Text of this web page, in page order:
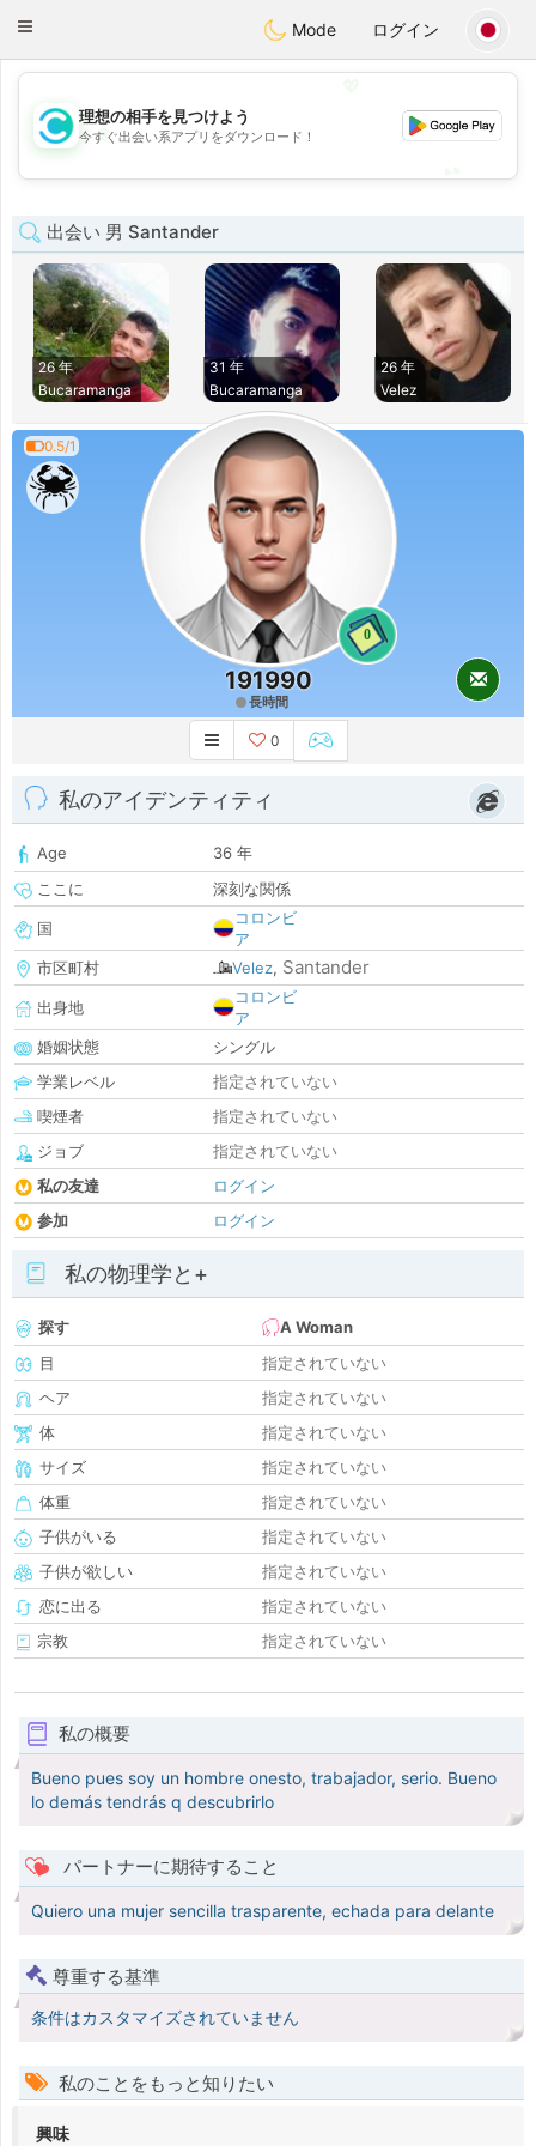
olombiaCitas
Toggle
Mode ログイン
💖
💕
理想の相手を見つけよう
今すぐ出会い系アプリをダウンロード！
出会い 男 Santander
26 年
Bucaramanga
31 年
Bucaramanga
26 年
Velez
0.5/1
0
191990
長時間
0
私のアイデンティティ
Age
36 年
ここに
深刻な関係
国
コロンビ
ア
市区町村
Velez, Santander
出身地
コロンビ
ア
婚姻状態
シングル
学業レベル
指定されていない
喫煙者
指定されていない
ジョブ
指定されていない
私の友達
ログイン
参加
ログイン
私の物理学と+
探す
A Woman
目
指定されていない
ヘア
指定されていない
体
指定されていない
サイズ
指定されていない
体重
指定されていない
子供がいる
指定されていない
子供が欲しい
指定されていない
恋に出る
指定されていない
宗教
指定されていない
私の概要
Bueno pues soy un hombre onesto, trabajador, serio. Bueno
lo demás tendrás q descubrirlo
パートナーに期待すること
Quiero una mujer sencilla trasparente, echada para delante
尊重する基準
条件はカスタマイズされていません
私のことをもっと知りたい
興味